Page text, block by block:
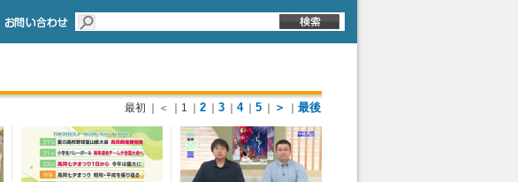
最初 ｜＜ ｜1 2 3 4 5 ＞ 最後